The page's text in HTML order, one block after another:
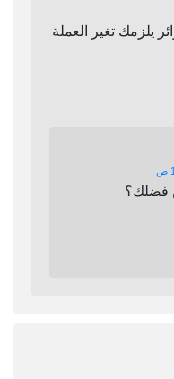
يلزمك تغير العملة
فضلك؟